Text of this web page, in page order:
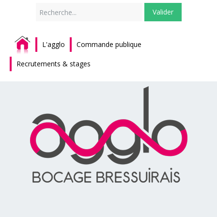
Valider
L'agglo Commande publique
Recrutements & stages